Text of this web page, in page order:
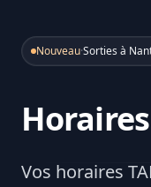
Nouveau·Sorties à
Vos horaires